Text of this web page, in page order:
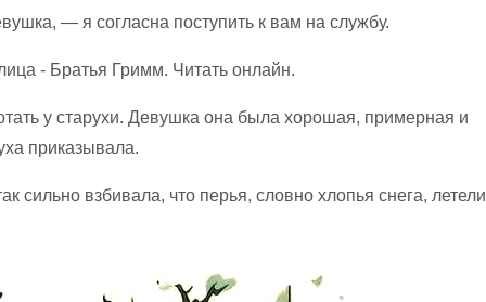
— я согласна поступить к вам на службу.
у старухи. Девушка она была хорошая, примерная и
приказывала.
сильно взбивала, что перья, словно хлопья снега, летели